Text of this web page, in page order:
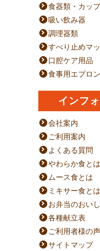
食器類・カップ
吸い飲み器
調理器類
すべり止めマ
口腔ケア用品
食事用エプロン
インフ
会社案内
ご利用案内
よくある質問
やわらか食とは
ムース食とは
ミキサー食とは
お弁当のおい
各種献立表
ご利用者様の声
サイトマップ